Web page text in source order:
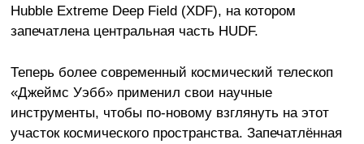
Hubble Extreme Deep Field (XDF), на котором
запечатлена центральная часть HUDF.
Теперь более современный космический телескоп
«Джеймс Уэбб» применил свои научные
инструменты, чтобы по-новому взглянуть на этот
участок космического пространства. Запечатлённая